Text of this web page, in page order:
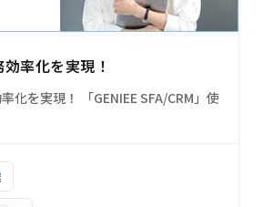
率化を実現！
化を実現！ 「GENIEE SFA/CRM」使